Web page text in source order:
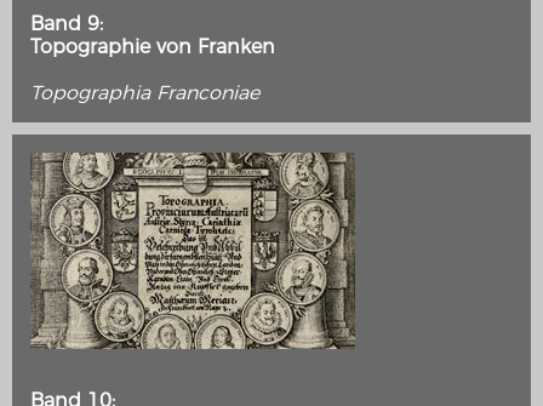
Band 9:
Topographie von Franken
Topographia Franconiae
Band 10: